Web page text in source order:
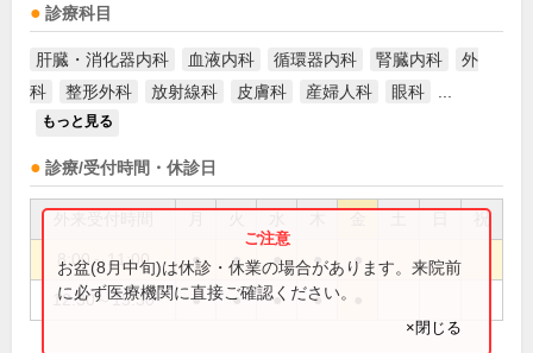
診療科目
肝臓・消化器内科 血液内科 循環器内科 腎臓内科
外
科
整形外科 放射線科 皮膚科 産婦人科 眼科
もっと見る
診療/受付時間・休診日
祝
8:00～11:00 ● ● ● ● ●
12:30～15:30 ● ● ● ●
お盆(8月中旬)は休診・休業の場合があります。来院前
に必ず医療機関に直接ご確認ください。
×閉じる